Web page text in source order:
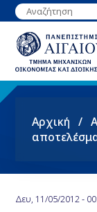
Παράκαμψη
προς
κυρίως
περιεχόμενο
Breadcrumb
Αρχική
Δευ, 11/05/2012 -